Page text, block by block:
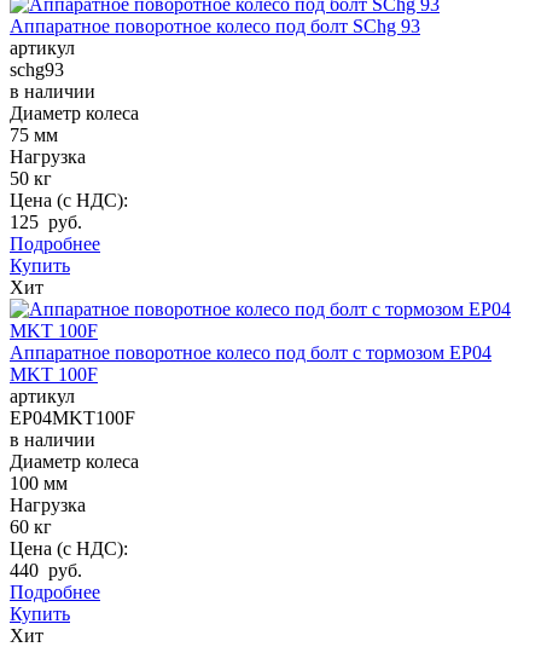
Аппаратное поворотное колесо под болт SChg 93
артикул
schg93
в наличии
Диаметр колеса
75 мм
Нагрузка
50 кг
Цена (с НДС):
125 руб.
Подробнее
Купить
Хит
Аппаратное поворотное колесо под болт с тормозом EP04
MKT 100F
артикул
EP04MKT100F
в наличии
Диаметр колеса
100 мм
Нагрузка
60 кг
Цена (с НДС):
440 руб.
Подробнее
Купить
Хит